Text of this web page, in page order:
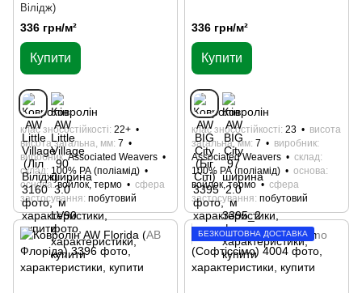
Вілідж)
336 грн/м²
Купити
клас зносостійкості 22+
висота загальна, мм 7
виробник Associated Weavers
склад 100% РА (поліамід)
основа войлок, термо
сфера
застосування побутовий
336 грн/м²
Купити
клас зносостійкості 23
висота
загальна, мм 7
виробник
Associated Weavers
склад
100% РА (поліамід)
основа
войлок, термо
сфера
застосування побутовий
БЕЗКОШТОВНА ДОСТАВКА